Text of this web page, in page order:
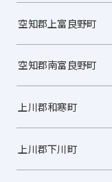
空知郡上富良野町
空知郡南富良野町
上川郡和寒町
上川郡下川町